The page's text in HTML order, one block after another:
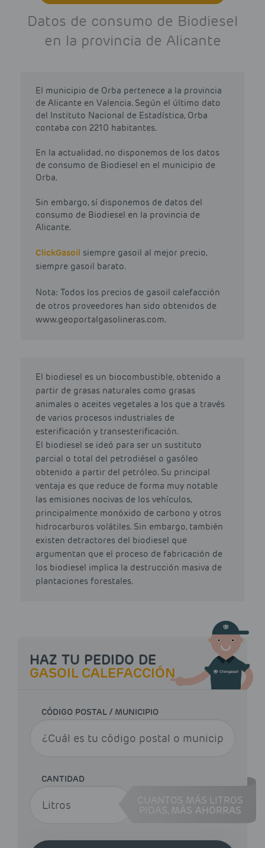
Datos de consumo de Biodiesel
en la provincia de Alicante
El municipio de Orba pertenece a la provincia
de Alicante en Valencia. Según el último dato
del Instituto Nacional de Estadística, Orba
contaba con 2210 habitantes.
En la actualidad, no disponemos de los datos
de consumo de Biodiesel en el municipio de
Orba.
Sin embargo, sí disponemos de datos del
consumo de Biodiesel en la provincia de
Alicante.
ClickGasoil siempre gasoil al mejor precio,
siempre gasoil barato.
Nota: Todos los precios de gasoil calefacción
de otros proveedores han sido obtenidos de
www.geoportalgasolineras.com.
El biodiesel es un biocombustible, obtenido a
partir de grasas naturales como grasas
animales o aceites vegetales a los que a través
de varios procesos industriales de
esterificación y transesterificación.
El biodiesel se ideó para ser un sustituto
parcial o total del petrodiésel o gasóleo
obtenido a partir del petróleo. Su principal
ventaja es que reduce de forma muy notable
las emisiones nocivas de los vehículos,
principalmente monóxido de carbono y otros
hidrocarburos volátiles. Sin embargo, también
existen detractores del biodiesel que
argumentan que el proceso de fabricación de
los biodiesel implica la destrucción masiva de
plantaciones forestales.
HAZ TU PEDIDO DE
GASOIL CALEFACCIÓN
CÓDIGO POSTAL / MUNICIPIO
CANTIDAD
CUANTOS MÁS LITROS
MÁS AHORRAS